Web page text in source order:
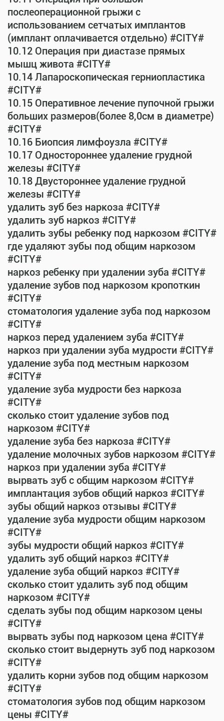
послеоперационной грыжи с
использованием сетчатых имплантов
(имплант оплачивается отдельно) #CITY#
10.12 Операция при диастазе прямых
мышц живота #CITY#
10.14 Лапароскопическая герниопластика
#CITY#
10.15 Оперативное лечение пупочной грыжи
больших размеров(более 8,0см в диаметре)
#CITY#
10.16 Биопсия лимфоузла #CITY#
10.17 Одностороннее удаление грудной
железы #CITY#
10.18 Двустороннее удаление грудной
железы #CITY#
удалить зуб без наркоза #CITY#
удалить зуб наркоз #CITY#
удалить зубы ребенку под наркозом #CITY#
где удаляют зубы под общим наркозом
#CITY#
наркоз ребенку при удалении зуба #CITY#
удаление зубов под наркозом кропоткин
#CITY#
стоматология удаление зуба под наркозом
#CITY#
наркоз перед удалением зуба #CITY#
наркоз при удалении зуба мудрости #CITY#
удаление зуба под местным наркозом
#CITY#
удаление зуба мудрости без наркоза
#CITY#
сколько стоит удаление зубов под
наркозом #CITY#
удаление зуба без наркоза #CITY#
удаление молочных зубов наркозом #CITY#
наркоз при удалении зуба #CITY#
вырвать зуб с общим наркозом #CITY#
имплантация зубов общий наркоз #CITY#
зубы общий наркоз отзывы #CITY#
удаление зуба мудрости общим наркозом
#CITY#
зубы мудрости общий наркоз #CITY#
удалить зуб общий наркоз #CITY#
удаление зуба общий наркоз #CITY#
сколько стоит удалить зуб под общим
наркозом #CITY#
сделать зубы под общим наркозом цены
#CITY#
вырвать зубы под наркозом цена #CITY#
сколько стоит выдернуть зуб под наркозом
#CITY#
удалить корни зубов под общим наркозом
#CITY#
стоматология зубов под общим наркозом
цены #CITY#